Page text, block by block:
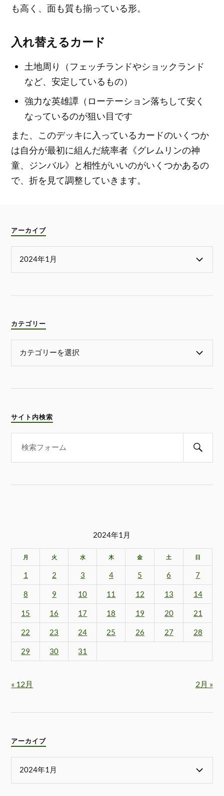
も高く、面も質も揃っている形。
入れ替えるカード
土地周り（フェッチランドやショックランド
など、安定しているもの）
強力な英雄譚（ローテーション落ちして安く
なっているのが狙い目です
また、このデッキに入っているカードのいくつか
は自分が最初に組んだ統率者《グレムリンの神
童、ジンバル》と相性がいいのがいくつかあるの
で、折を見て調整していきます。
アーカイブ
カテゴリー
サイト内検索
2024年1月
月 火 水 木 金 土 日
1 2 3 4 5 6 7
8 9 10 11 12 13 14
15 16 17 18 19 20 21
22 23 24 25 26 27 28
29 30 31
« 12月 2月 »
アーカイブ